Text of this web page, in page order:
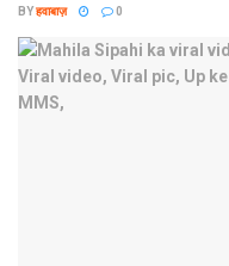
BYहवाबाज़ 0